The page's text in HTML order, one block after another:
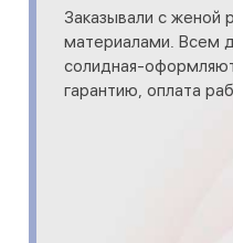
Заказывали с женой
материалами. Всем
солидная-
гарантию, оплата